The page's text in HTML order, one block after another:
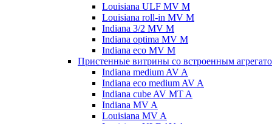
Louisiana ULF MV M
Louisiana roll-in MV M
Indiana 3/2 MV M
Indiana optima MV M
Indiana eco MV M
Пристенные витрины со встроенным
Indiana medium AV A
Indiana eco medium AV A
Indiana cube AV MT A
Indiana MV A
Louisiana MV A